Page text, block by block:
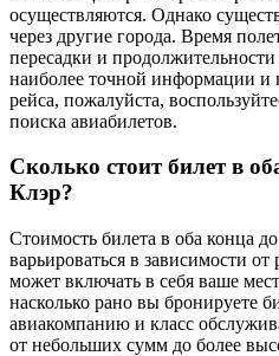
осуществляются. Однако
через другие города. Время
пересадки и
наиболее точной информации и
рейса, пожалуйста,
поиска авиабилетов.
Сколько стоит билет в
Клэр?
Стоимость билета в оба конца
варьироваться в зависимости
может включать в себя ваше
насколько рано вы бронируете
авиакомпанию и класс
от небольших сумм до более